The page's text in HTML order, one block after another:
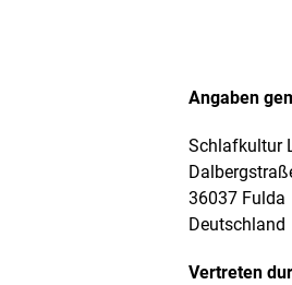
Angaben
Schlafkultur
36037 Fulda
Deutschland
Vertreten